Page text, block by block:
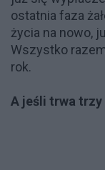
ostatnia faza
życia na nowo,
Wszystko
rok.
A jeśli trwa trzy